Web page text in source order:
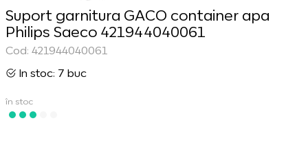
Suport garnitura GACO container apa
Philips Saeco 421944040061
Cod: 421944040061
In stoc: 7 buc
în stoc